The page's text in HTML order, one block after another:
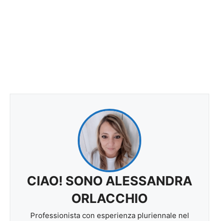
CIAO! SONO ALESSANDRA
ORLACCHIO
Professionista con esperienza pluriennale nel